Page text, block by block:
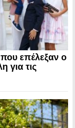
που επέλεξαν ο
για τις